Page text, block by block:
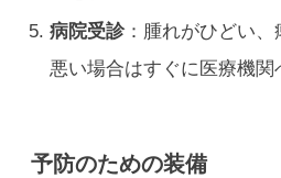
病院受診：腫れがひどい
悪い場合はすぐに医療機関
予防のための装備